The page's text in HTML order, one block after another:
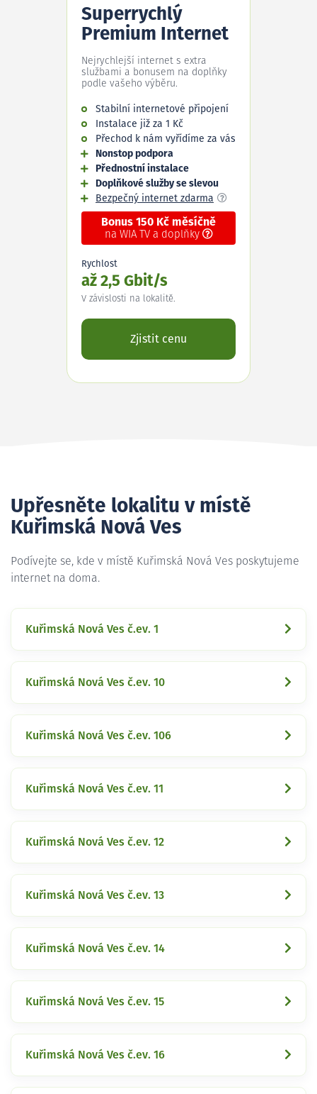
Superrychlý
Premium Internet
Nejrychlejší internet s extra
službami a bonusem na doplňky
podle vašeho výběru.
Stabilní internetové připojení
Instalace již za 1 Kč
Přechod k nám vyřídíme za vás
Nonstop podpora
Přednostní instalace
Doplňkové služby se slevou
Bezpečný internet zdarma
Bonus 150 Kč měsíčně
na WIA TV a doplňky
Rychlost
až 2,5 Gbit/s
V závislosti na lokalitě.
Zjistit cenu
Upřesněte lokalitu v místě
Kuřimská Nová Ves
Podívejte se, kde v místě Kuřimská Nová Ves poskytujeme
internet na doma.
Kuřimská Nová Ves č.ev. 1
Kuřimská Nová Ves č.ev. 10
Kuřimská Nová Ves č.ev. 106
Kuřimská Nová Ves č.ev. 11
Kuřimská Nová Ves č.ev. 12
Kuřimská Nová Ves č.ev. 13
Kuřimská Nová Ves č.ev. 14
Kuřimská Nová Ves č.ev. 15
Kuřimská Nová Ves č.ev. 16